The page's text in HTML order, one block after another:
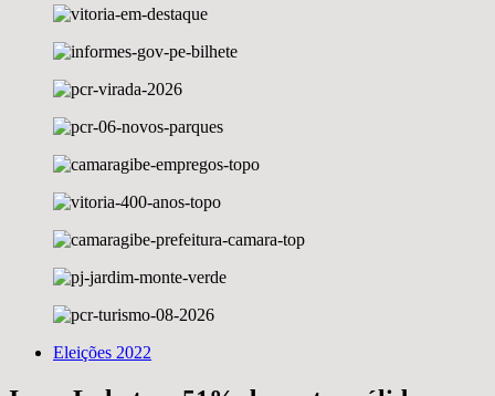
Eleições 2022